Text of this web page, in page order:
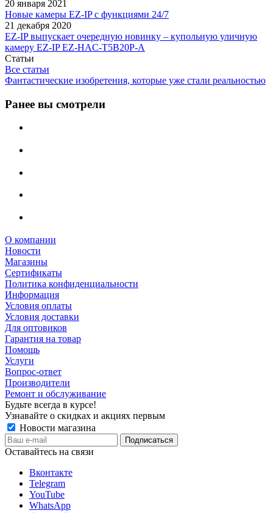
20 января 2021
Новые камеры EZ-IP с функциями 24/7
21 декабря 2020
EZ-IP выпускает очередную новинку – купольную уличную
камеру EZ-IP EZ-HAC-T5B20P-A
Статьи
Все статьи
Фантастические изобретения, которые уже стали реальностью
Ранее вы смотрели
О компании
Новости
Магазины
Сертификаты
Политика конфиденциальности
Информация
Условия оплаты
Условия доставки
Для оптовиков
Гарантия на товар
Помощь
Услуги
Вопрос-ответ
Производители
Ремонт и обслуживание
Будьте всегда в курсе!
Узнавайте о скидках и акциях первым
Новости магазина
Оставайтесь на связи
Вконтакте
Telegram
YouTube
WhatsApp